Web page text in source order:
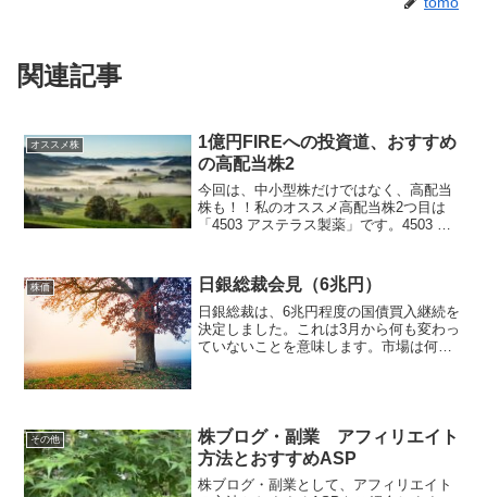
関連記事
オススメ株
1億円FIREへの投資道、おすすめ
の高配当株2
今回は、中小型株だけではなく、高配当
株も！！私のオススメ高配当株2つ目は
「4503 アステラス製薬」です。4503 ア
薬などは堅調です。予想配当利回りは、
4.75％！！...
株価 日銀総裁会見（6兆円）
日銀総裁は、6兆円程度の国債買入継続を
決定しました。これは3月から何も変わっ
ていないことを意味します。市場は何か
その他
株ブログ・副業 アフィリエイト
方法とおすすめASP
株ブログ・副業として、アフィリエイト